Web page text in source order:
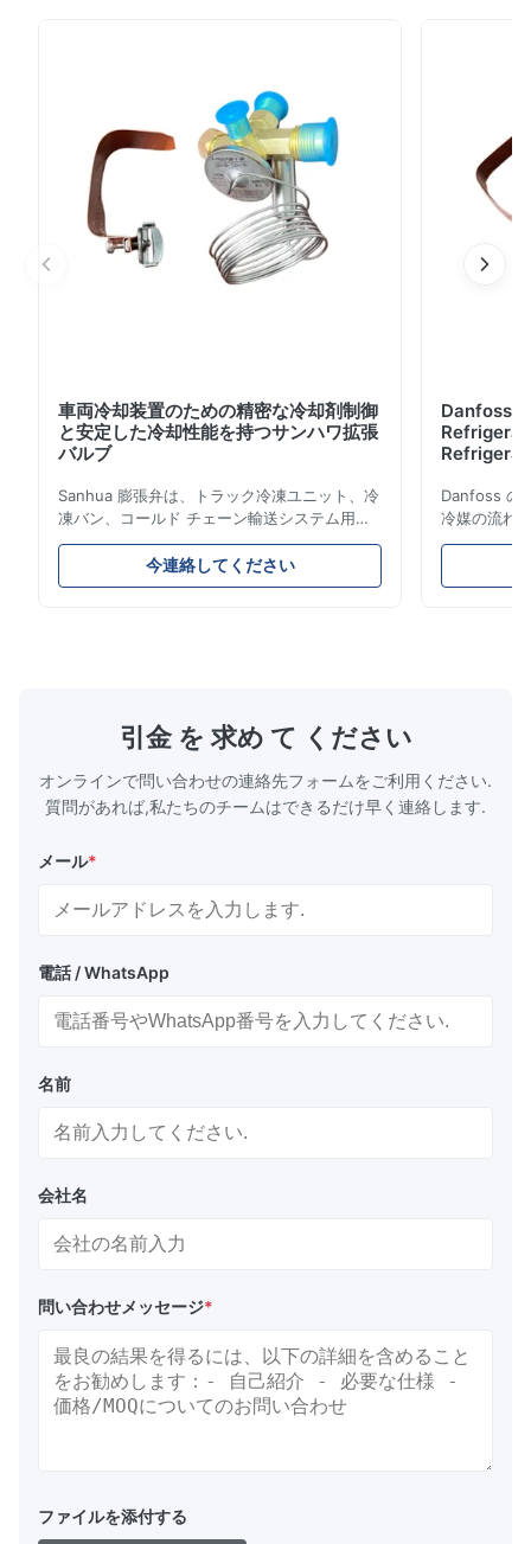
車両冷却装置のための精密な冷却剤制御
と安定した冷却性能を持つサンハワ拡張
バルブ
Sanhua 膨張弁は、トラック冷凍ユニット、冷
凍バン、コールド チェーン輸送システム用に
設計された高性能冷凍制御コンポーネントで
す。蒸発器への冷媒の流れを正確に制御し、安
定した冷却性能、エネルギー効率、信頼性の高
今連絡してください
Danfoss
Danfoss の
冷媒の流れ
とエネルギ
ムやコール
引金 を 求め て ください
オンラインで問い合わせの連絡先フォームをご利用ください.
質問があれば,私たちのチームはできるだけ早く連絡します.
メール*
電話 / WhatsApp
名前
会社名
問い合わせメッセージ*
ファイルを添付する